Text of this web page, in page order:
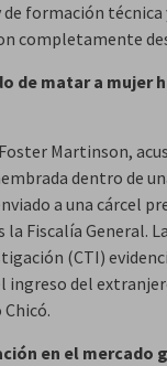
de formación
completamente
de matar a mujer
Martinson,
dentro de
a una cárcel
Fiscalía General.
(CTI)
del
en el mercado